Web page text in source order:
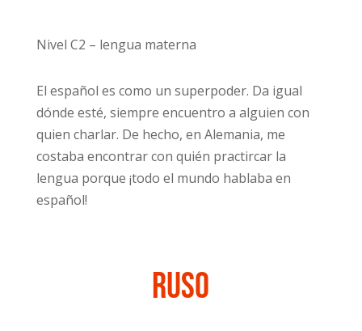
Nivel C2 – lengua materna
El español es como un superpoder. Da igual
dónde esté, siempre encuentro a alguien con
quien charlar. De hecho, en Alemania, me
costaba encontrar con quién practircar la
lengua porque ¡todo el mundo hablaba en
español!
Ruso